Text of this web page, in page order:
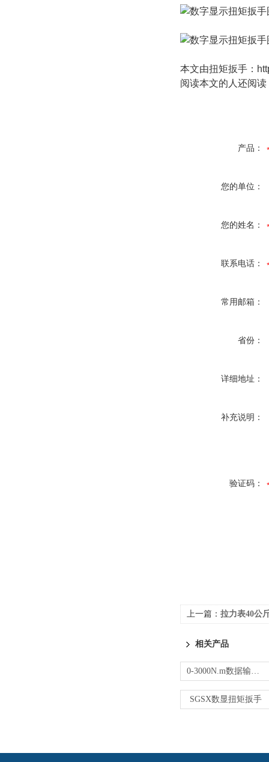
本文由扭矩扳手 ：
阅读本文的人还阅读
产品：
您的单位：
您的姓名：
联系电话：
常用邮箱：
省份：
详细地址：
补充说明：
验证码：
上一篇： 拉力表40公
相关产品
0-3000N.m数据输出扭矩扳手规格型号
SGSX数显扭矩扳手